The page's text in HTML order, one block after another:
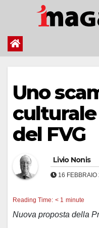
contenuto
Uno
del FVG
Livio Nonis
16 FEBBRAIO
Reading Time: < 1 minute
Nuova proposta della